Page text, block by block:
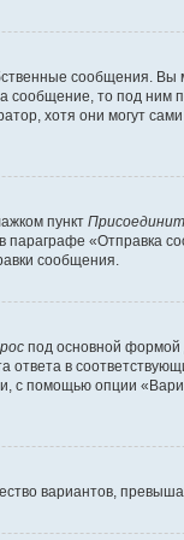
сообщения. Вы
то под ним
хотя они могут
пункт
«Отправка
сообщения.
под основной формой
в
с помощью опции
вариантов,